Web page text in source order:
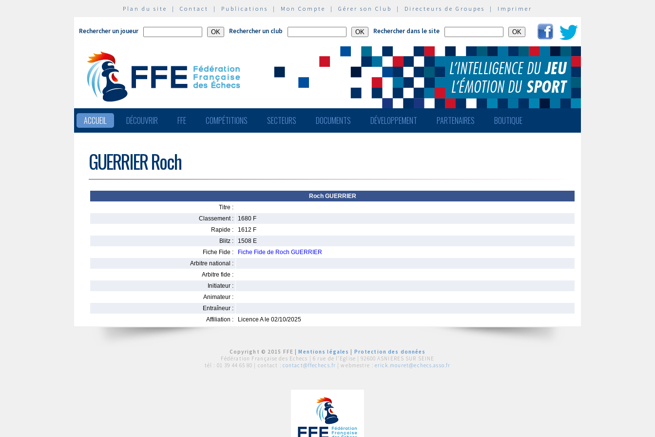
Plan du site | Contact | Publications | Mon Compte | Gérer son Club | Directeurs de Groupes | Imprimer
Rechercher un joueur Rechercher un club Rechercher dans le site
ACCUEIL DÉCOUVRIR FFE COMPÉTITIONS SECTEURS DOCUMENTS DÉVELOPPEMENT PARTENAIRES BOUTIQUE
GUERRIER Roch
Roch GUERRIER
Titre :
Classement :
1680 F
Rapide :
1612 F
Blitz :
1508 E
Fiche Fide :
Fiche Fide de Roch GUERRIER
Arbitre national :
Arbitre fide :
Initiateur :
Animateur :
Entraîneur :
Affiliation :
Licence A le 02/10/2025
Copyright © 2015 FFE |Mentions légales
Protection des données
Fédération Française des Echecs | 6 rue de l'Eglise | 92600 ASNIERES SUR SEINE
tél : 01 39 44 65 80 | contact : contact@ffechecs.fr | webmestre : erick.mouret@echecs.asso.fr